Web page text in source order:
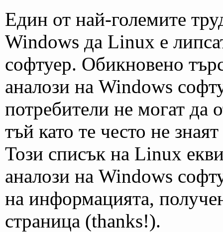
Един от най-големите
Windows да Linux е
софтуер. Обикновено
аналози на Windows
потребители не могат да
тъй като те често не
Този списък на Linux
аналози на Windows
на информацията,
страница (thanks!).